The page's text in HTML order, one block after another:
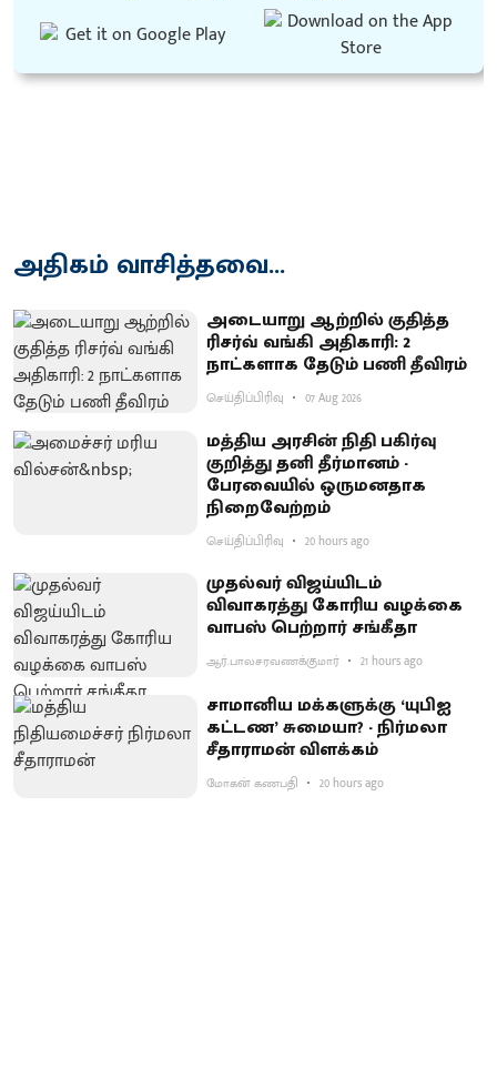
அதிகம் வாசித்தவை...
அடையாறு ஆற்றில் குதித்த
ரிசர்வ் வங்கி அதிகாரி: 2
நாட்களாக தேடும் பணி தீவிரம்
செய்திப்பிரிவு 07 Aug 2026
மத்திய அரசின் நிதி பகிர்வு
குறித்து தனி தீர்மானம் -
பேரவையில் ஒருமனதாக
நிறைவேற்றம்
செய்திப்பிரிவு 20 hours ago
முதல்வர் விஜய்யிடம்
விவாகரத்து கோரிய வழக்கை
வாபஸ் பெற்றார் சங்கீதா
ஆர்.பாலசரவணக்குமார் 21 hours ago
சாமானிய மக்களுக்கு ‘யுபிஐ
கட்டண’ சுமையா? - நிர்மலா
சீதாராமன் விளக்கம்
மோகன் கணபதி 20 hours ago